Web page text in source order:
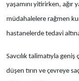
yaşamını yitirirken, ağır
müdahalelere rağmen
hastanelerde tedavi
Savcılık talimatıyla
düşen tırın ve çevreye